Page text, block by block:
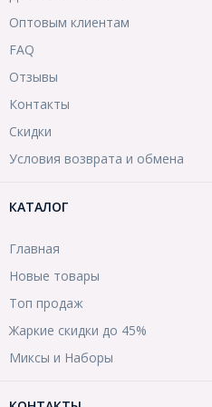
Оптовым клиентам
FAQ
Отзывы
Контакты
Скидки
Условия возврата и обмена
КАТАЛОГ
Главная
Новые товары
Топ продаж
Жаркие скидки до 45%
Миксы и Наборы